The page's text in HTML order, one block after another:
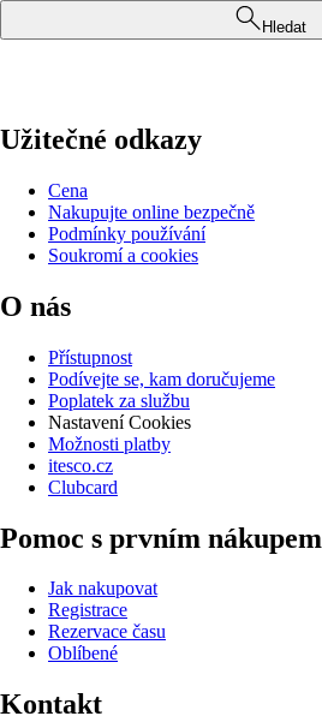
Hledat
Užitečné odkazy
Cena
Nakupujte online bezpečně
Podmínky používání
Soukromí a cookies
O nás
Přístupnost
Podívejte se, kam doručujeme
Poplatek za službu
Nastavení Cookies
Možnosti platby
itesco.cz
Clubcard
Pomoc s prvním nákupem
Jak nakupovat
Registrace
Rezervace času
Oblíbené
Kontakt